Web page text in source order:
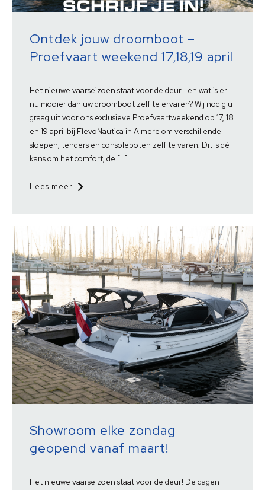
Ontdek jouw droomboot –
Proefvaart weekend 17,18,19 april
Het nieuwe vaarseizoen staat voor de deur… en wat is er
nu mooier dan uw droomboot zelf te ervaren? Wij nodig u
graag uit voor ons exclusieve Proefvaartweekend op 17, 18
en 19 april bij FlevoNautica in Almere om verschillende
sloepen, tenders en consoleboten zelf te varen. Dit is dé
kans om het comfort, de […]
Lees meer
Showroom elke zondag
geopend vanaf maart!
Het nieuwe vaarseizoen staat voor de deur! De dagen